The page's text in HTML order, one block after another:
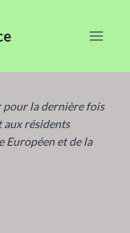
pour la dernière fois
aux résidents
Européen et de la